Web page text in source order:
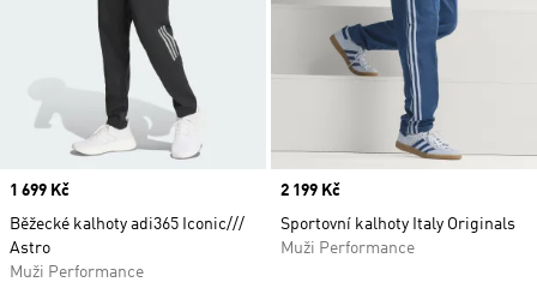
Price
1 699 Kč
Běžecké kalhoty adi365 Iconic///
Astro
Muži Performance
Price
2 199 Kč
Sportovní kalhoty Italy Originals
Muži Performance